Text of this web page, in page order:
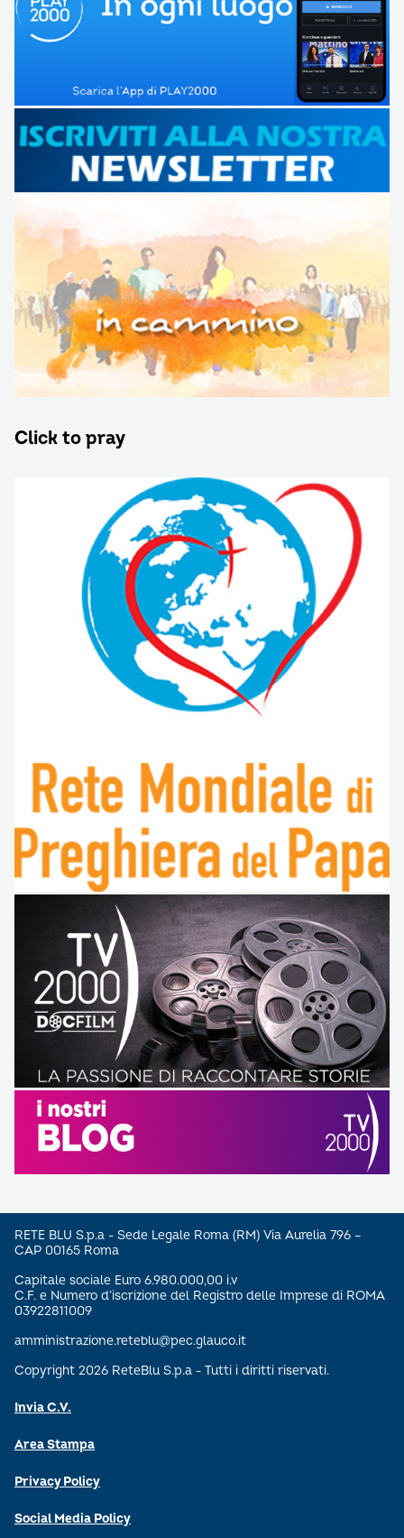
Click to pray
RETE BLU S.p.a - Sede Legale Roma (RM) Via Aurelia 796 –
CAP 00165 Roma
Capitale sociale Euro 6.980.000,00 i.v
C.F. e Numero d’iscrizione del Registro delle Imprese di ROMA
03922811009
amministrazione.reteblu@pec.glauco.it
Copyright 2026 ReteBlu S.p.a - Tutti i diritti riservati.
Invia C.V.
Area Stampa
Privacy Policy
Social Media Policy